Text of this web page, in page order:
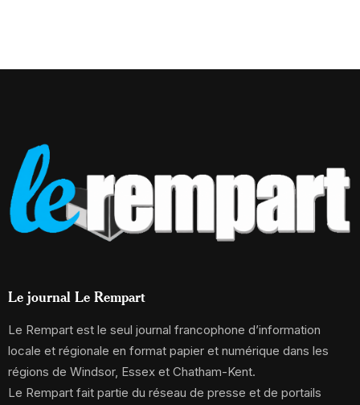
Le journal Le Rempart
Le Rempart est le seul journal francophone d’information
locale et régionale en format papier et numérique dans les
régions de Windsor, Essex et Chatham-Kent.
Le Rempart fait partie du réseau de presse et de portails